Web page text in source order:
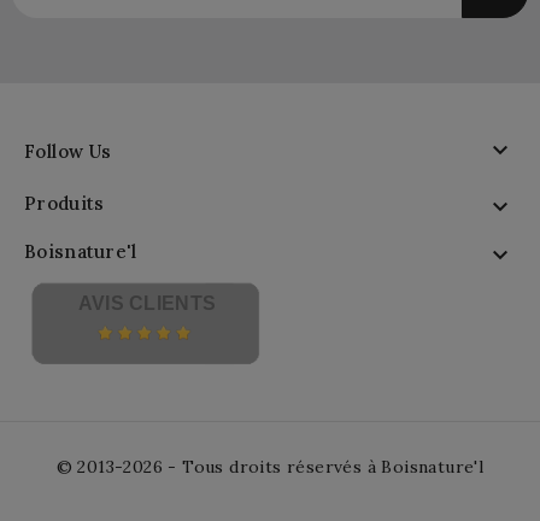
Follow Us 
Produits 
Boisnature'l 
AVIS CLIENTS
© 2013-2026 - Tous droits réservés à Boisnature'l